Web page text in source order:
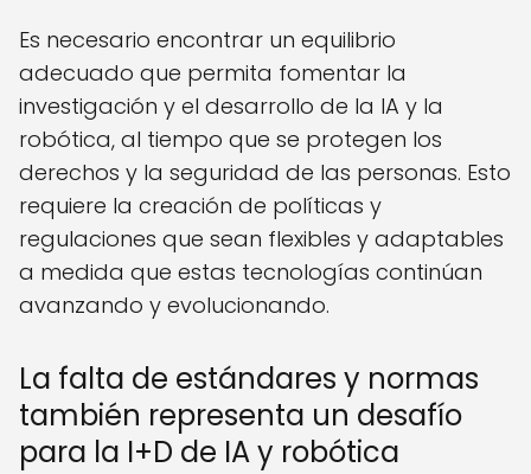
Es necesario encontrar un equilibrio
adecuado que permita fomentar la
investigación y el desarrollo de la IA y la
robótica, al tiempo que se protegen los
derechos y la seguridad de las personas. Esto
requiere la creación de políticas y
regulaciones que sean flexibles y adaptables
a medida que estas tecnologías continúan
avanzando y evolucionando.
La falta de estándares y normas
también representa un desafío
para la I+D de IA y robótica